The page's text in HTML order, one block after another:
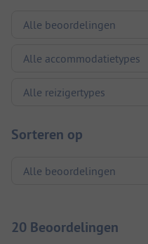
Sorteren op
20 Beoordelingen